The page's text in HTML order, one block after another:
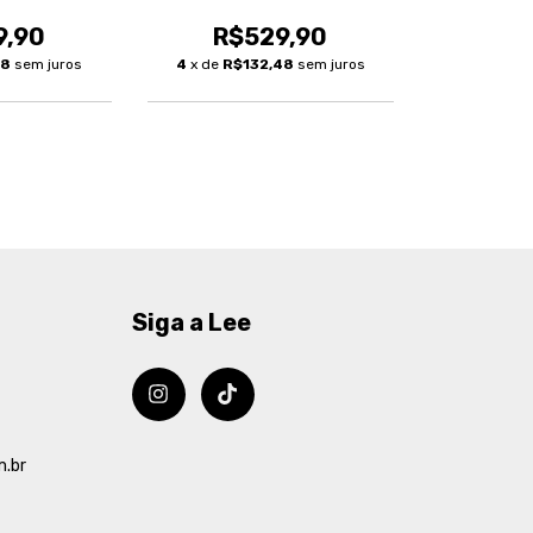
sem juros
R$529,90
4 x de R$132,48 sem juros
Siga a Lee